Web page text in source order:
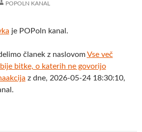
POPOLN KANAL
je POPoln kanal.
članek z naslovomVse več
bitke, o katerih ne govorijo
z dne, 2026-05-24 18:30:10,